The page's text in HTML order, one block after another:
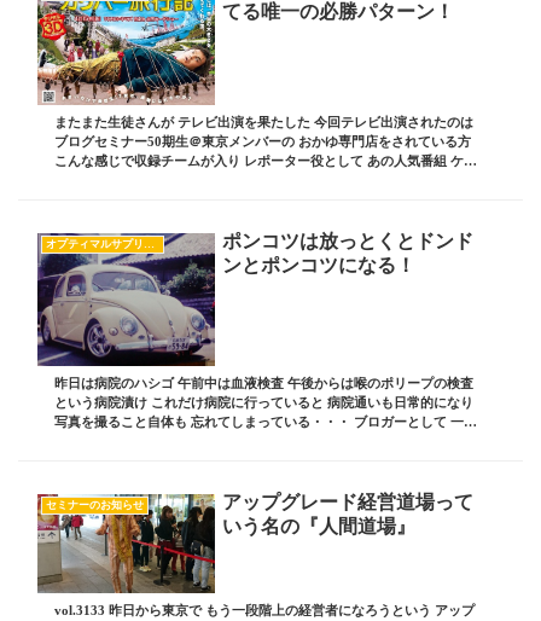
てる唯一の必勝パターン！
またまた生徒さんが テレビ出演を果たした 今回テレビ出演されたのは
ブログセミナー50期生＠東京メンバーの おかゆ専門店をされている方
こんな感じで収録チームが入り レポーター役として あの人気番組 ケン
オプティマルサプリという会社
ポンコツは放っとくとドンド
ンとポンコツになる！
昨日は病院のハシゴ 午前中は血液検査 午後からは喉のポリープの検査
という病院漬け これだけ病院に行っていると 病院通いも日常的になり
写真を撮ること自体も 忘れてしまっている・・・ ブロガーとして 一番
セミナーのお知らせ
アップグレード経営道場って
いう名の『人間道場』
vol.3133 昨日から東京で もう一段階上の経営者になろうという アップ